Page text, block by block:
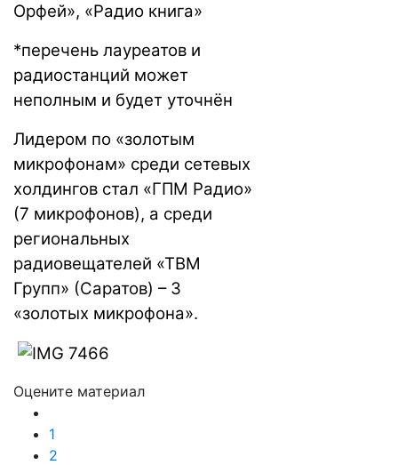
Орфей», «Радио книга»
*перечень лауреатов и
радиостанций может
неполным и будет уточнён
Лидером по «золотым
микрофонам» среди сетевых
холдингов стал «ГПМ Радио»
(7 микрофонов), а среди
региональных
радиовещателей «ТВМ
Групп» (Саратов) – 3
«золотых микрофона».
Оцените материал
1
2